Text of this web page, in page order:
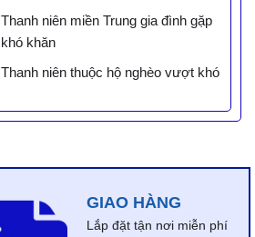
Thanh niên miền Trung gia đình gặp
khó khăn
Thanh niên thuộc hộ nghèo vượt khó
GIAO HÀNG
Lắp đặt tận nơi miễn phí